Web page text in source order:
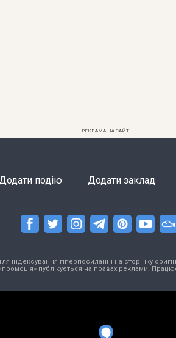
РЕКЛАМА НА САЙТІ
Додати подію Додати заклад
гіперпосиланні на сторінку
публікується на правах реклами.